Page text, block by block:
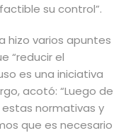
su control”.
hizo varios apuntes
“reducir el
es una iniciativa
acotó: “Luego de
normativas y
que es necesario